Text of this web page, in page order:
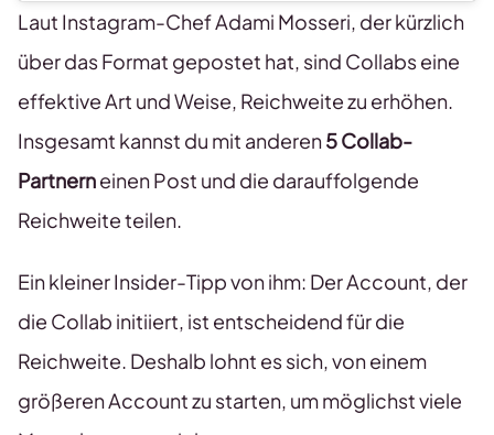
Laut Instagram-Chef Adami Mosseri, der kürzlich
über das Format gepostet hat, sind Collabs eine
effektive Art und Weise, Reichweite zu erhöhen.
Insgesamt kannst du mit anderen5 Collab-
Partnerneinen Post und die darauffolgende
Reichweite teilen.
Ein kleiner Insider-Tipp von ihm: Der Account, der
die Collab initiiert, ist entscheidend für die
Reichweite. Deshalb lohnt es sich, von einem
größeren Account zu starten, um möglichst viele